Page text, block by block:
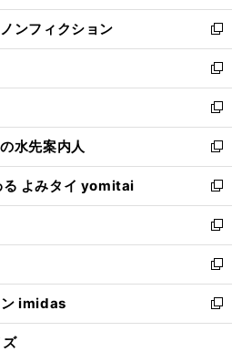
開
く
ウ
で
開
く
ン
ド
ウ
で
開
く
ウ
ィ
ン
ド
ウ
で
開
く
ンフィクション
新
し
い
ウ
ィ
ン
ド
ウ
で
開
く
新
し
い
ウ
ィ
ン
ド
ウ
で
開
く
新
し
い
ウ
ィ
ン
ド
ウ
で
開
く
水先案内人
新
し
い
ウ
ィ
ン
ド
ウ
で
開
る よみタイ yomitai
新
し
い
ウ
ィ
ン
ド
ウ
新
し
い
ウ
ィ
ン
新
し
い
ウ
ン imidas
新
し